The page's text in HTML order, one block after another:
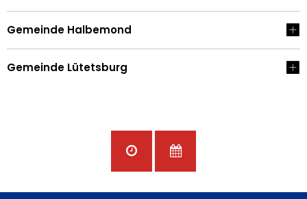
Gemeinde Halbemond
Gemeinde Lütetsburg